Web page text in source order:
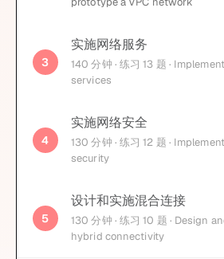
3
实施网络服务
140 分钟 · 练习 13 题 ·
services
4
实施网络安全
130 分钟 · 练习 12 题 ·
security
5
设计和实施混合连接
130 分钟 · 练习 10 题 · Design
hybrid connectivity